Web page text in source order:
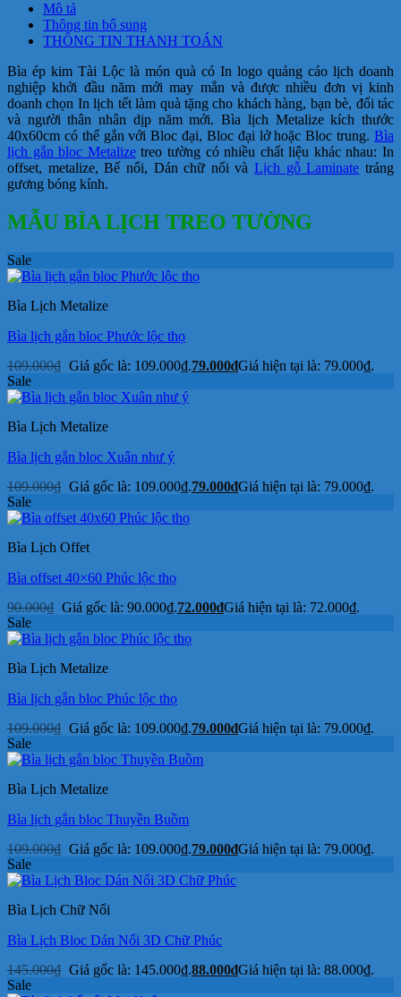
Mô tả
Thông tin bổ sung
THÔNG TIN THANH TOÁN
Bìa ép kim Tài Lộc là món quà có In logo quảng cáo lịch doanh
nghiệp khởi đầu năm mới may mắn và được nhiều đơn vị kinh
doanh chọn In lịch tết làm quà tặng cho khách hàng, bạn bè, đối tác
và người thân nhân dịp năm mới. Bìa lịch Metalize kích thước
40x60cm có thể gắn với Bloc đại, Bloc đại lở hoặc Bloc trung. Bìa
lịch gắn bloc Metalizetreo tường có nhiều chất liệu khác nhau: In
offset, metalize, Bế nổi, Dán chữ nổi vàLịch gỗ Laminate tráng
gương bóng kính.
MẪU BÌA LỊCH TREO TƯỜNG
Sale
Bìa Lịch Metalize
Bìa lịch gắn bloc Phước lộc thọ
109.000₫ Giá gốc là: 109.000₫.79.000₫Giá hiện tại là: 79.000₫.
Sale
Bìa Lịch Metalize
Bìa lịch gắn bloc Xuân như ý
109.000₫ Giá gốc là: 109.000₫.79.000₫Giá hiện tại là: 79.000₫.
Sale
Bìa Lịch Offet
Bìa offset 40×60 Phúc lộc thọ
90.000₫ Giá gốc là: 90.000₫.72.000₫Giá hiện tại là: 72.000₫.
Sale
Bìa Lịch Metalize
Bìa lịch gắn bloc Phúc lộc thọ
109.000₫ Giá gốc là: 109.000₫.79.000₫Giá hiện tại là: 79.000₫.
Sale
Bìa Lịch Metalize
Bìa lịch gắn bloc Thuyền Buồm
109.000₫ Giá gốc là: 109.000₫.79.000₫Giá hiện tại là: 79.000₫.
Sale
Bìa Lịch Chữ Nổi
Bìa Lịch Bloc Dán Nổi 3D Chữ Phúc
145.000₫ Giá gốc là: 145.000₫.88.000₫Giá hiện tại là: 88.000₫.
Sale